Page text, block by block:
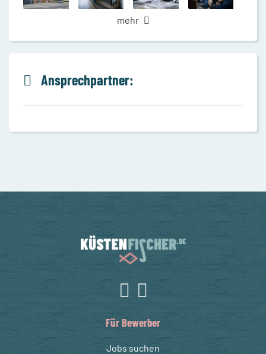
mehr
Ansprechpartner:
Für Bewerber
Jobs suchen